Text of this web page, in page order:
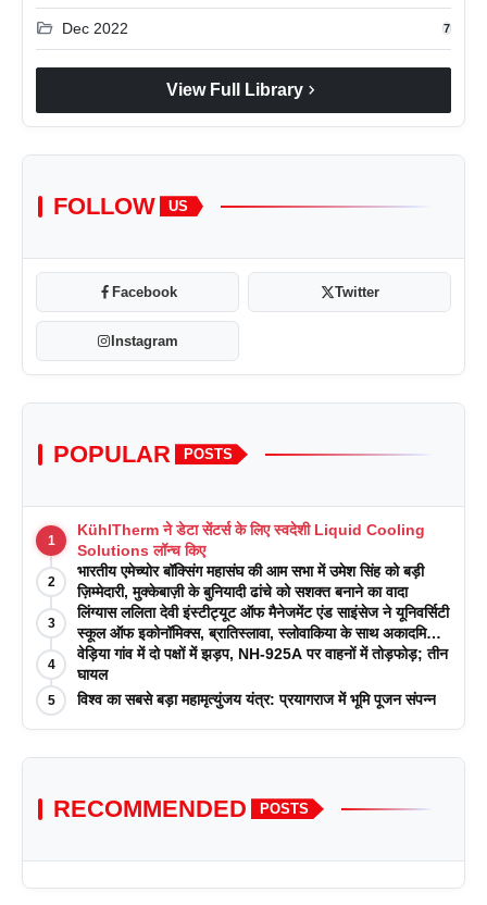
folder_open Dec 2022 7
View Full Library chevron_right
FOLLOW US
Facebook Twitter
Instagram
POPULAR POSTS
1
KühlTherm ने डेटा सेंटर्स के लिए स्वदेशी Liquid Cooling
Solutions लॉन्च किए
2
भारतीय एमेच्योर बॉक्सिंग महासंघ की आम सभा में उमेश सिंह को बड़ी
ज़िम्मेदारी, मुक्केबाज़ी के बुनियादी ढांचे को सशक्त बनाने का वादा
3
लिंग्यास ललिता देवी इंस्टीट्यूट ऑफ मैनेजमेंट एंड साइंसेज ने यूनिवर्सिटी
स्कूल ऑफ इकोनॉमिक्स, ब्रातिस्लावा, स्लोवाकिया के साथ अकादमिक
पत्रिकाओं में प्रकाशन रणनीतियों पर एक दिवसीय कार्यशाला का
आयोजन किया
4
वेड़िया गांव में दो पक्षों में झड़प, NH-925A पर वाहनों में तोड़फोड़; तीन
घायल
5 विश्व का सबसे बड़ा महामृत्युंजय यंत्र: प्रयागराज में भूमि पूजन संपन्न
RECOMMENDED POSTS